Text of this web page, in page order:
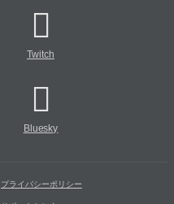
Twitch
Bluesky
プライバシーポリシー